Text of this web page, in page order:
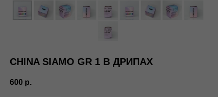
CHINA SIAMO GR 1 В ДРИПАХ
600 р.